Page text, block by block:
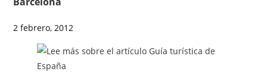
2 febrero, 2012